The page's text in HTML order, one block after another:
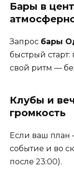
Бары в
Запрос бары
быстрый
свой ритм —
Клубы и
громкость
Если ваш план
событие и во
после 23:00).